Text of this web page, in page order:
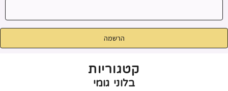
הרשמה
קטגוריות
בלוני גומי